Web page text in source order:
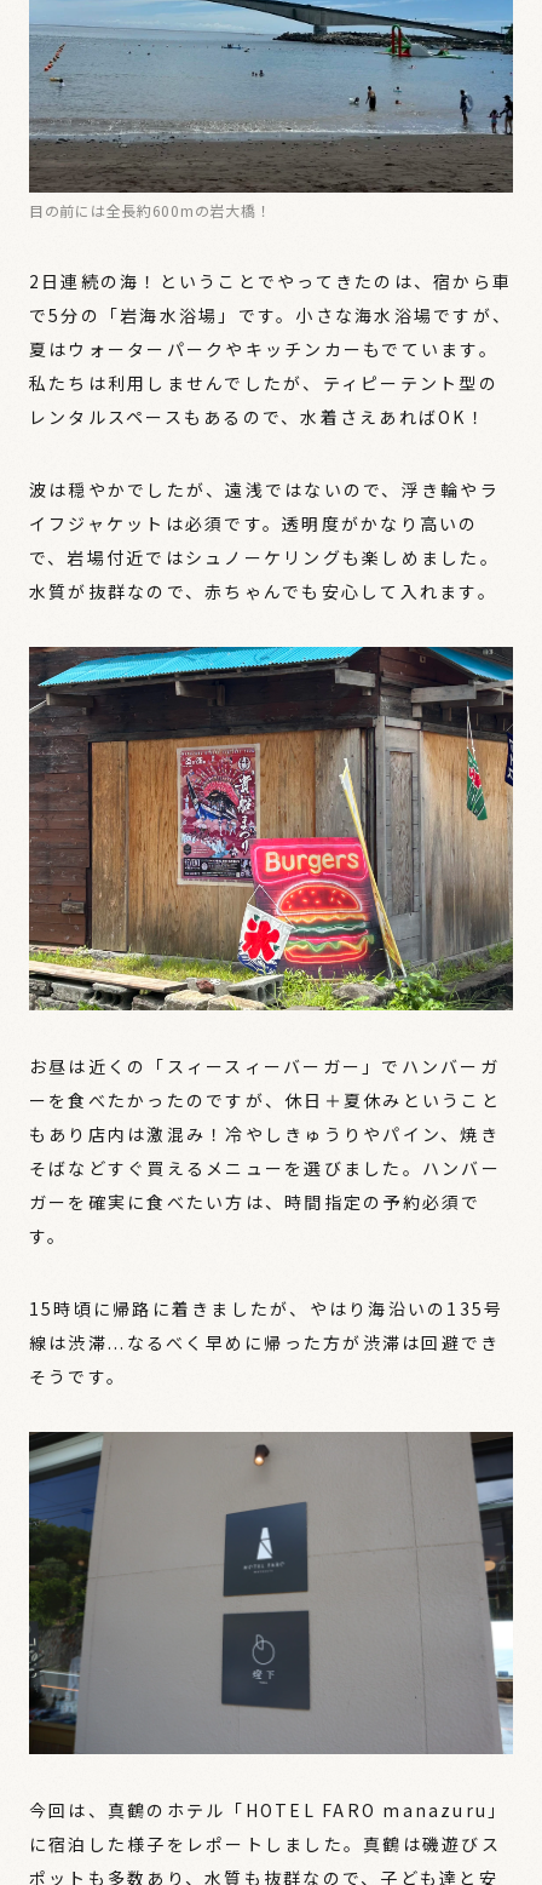
目の前には全長約600mの岩大橋！
2日連続の海！ということでやってきたのは、宿から車
で5分の「岩海水浴場」です。小さな海水浴場ですが、
夏はウォーターパークやキッチンカーもでています。
私たちは利用しませんでしたが、ティピーテント型の
レンタルスペースもあるので、水着さえあればOK！
波は穏やかでしたが、遠浅ではないので、浮き輪やラ
イフジャケットは必須です。透明度がかなり高いの
で、岩場付近ではシュノーケリングも楽しめました。
水質が抜群なので、赤ちゃんでも安心して入れます。
お昼は近くの「スィースィーバーガー」でハンバーガ
ーを食べたかったのですが、休日＋夏休みということ
もあり店内は激混み！冷やしきゅうりやパイン、焼き
そばなどすぐ買えるメニューを選びました。ハンバー
ガーを確実に食べたい方は、時間指定の予約必須で
す。
15時頃に帰路に着きましたが、やはり海沿いの135号
線は渋滞...なるべく早めに帰った方が渋滞は回避でき
そうです。
今回は、真鶴のホテル「HOTEL FARO manazuru」
に宿泊した様子をレポートしました。真鶴は磯遊びス
ポットも多数あり、水質も抜群なので、子ども達と安